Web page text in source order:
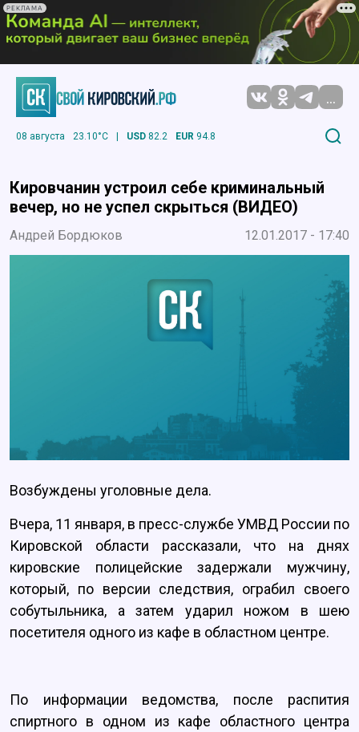
РЕКЛАМА
...
08 августа 23.10°C | USD 82.2 EUR 94.8
Кировчанин устроил себе криминальный
вечер, но не успел скрыться (ВИДЕО)
Андрей Бордюков 12.01.2017 - 17:40
Возбуждены уголовные дела.
Вчера, 11 января, в пресс-службе УМВД России по
Кировской области рассказали, что на днях
кировские полицейские задержали мужчину,
который, по версии следствия, ограбил своего
собутыльника, а затем ударил ножом в шею
посетителя одного из кафе в областном центре.
По информации ведомства, после распития
спиртного в одном из кафе областного центра